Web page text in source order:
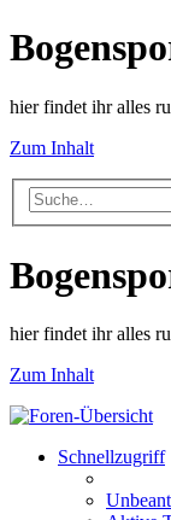
hier findet ihr alles
Zum Inhalt
hier findet ihr alles
Zum Inhalt
Schnellzugriff